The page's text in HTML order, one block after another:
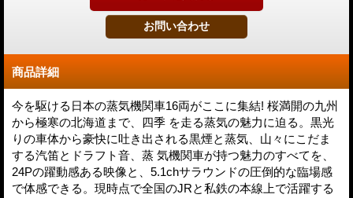
商品詳細
今を駆ける日本の蒸気機関車16両がここに集結! 桜満開の九州
から極寒の北海道まで、四季 を走る蒸気の魅力に迫る。黒光
りの車体から豪快に吐き出される黒煙と蒸気、山々にこだま
する汽笛とドラフト音、蒸 気機関車が持つ魅力のすべてを、
24Pの躍動感ある映像と、5.1chサラウンドの圧倒的な臨場感
で体感できる。現時点で全国のJRと私鉄の本線上で活躍する